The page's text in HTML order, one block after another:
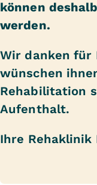
können
werden.
Wir danken für
wünschen
Rehabilitation
Aufenthalt.
Ihre Rehaklinik